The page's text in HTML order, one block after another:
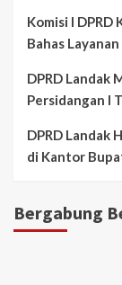
Komisi I DPRD
Bahas
DPRD Landak
Persidangan I
DPRD Landak
di Kantor
Bergabung